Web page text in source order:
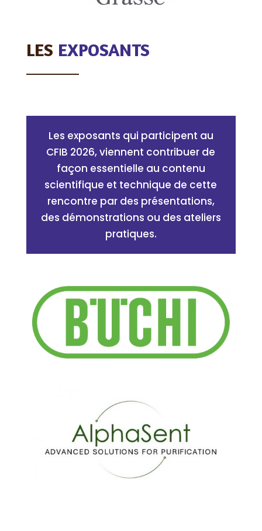
LES EXPOSANTS
Les exposants qui participent au
CFIB 2026, viennent contribuer de
façon essentielle au contenu
scientifique et technique de cette
rencontre par des présentations,
des démonstrations ou des ateliers
pratiques.